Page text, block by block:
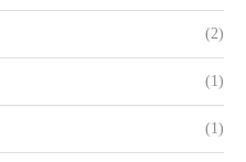
(2)
(1)
(1)